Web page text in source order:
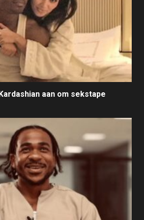
aan om sekstape